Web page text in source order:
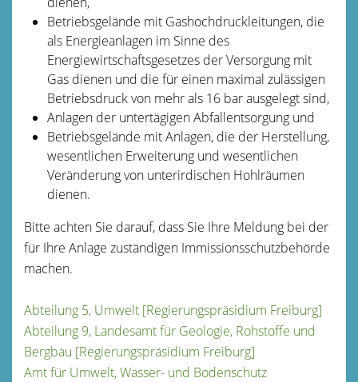
Betriebsgelände mit Gashochdruckleitungen, die
als Energieanlagen im Sinne des
Energiewirtschaftsgesetzes der Versorgung mit
Gas dienen und die für einen maximal zulässigen
Betriebsdruck von mehr als 16 bar ausgelegt sind,
Anlagen der untertägigen Abfallentsorgung und
Betriebsgelände mit Anlagen, die der Herstellung,
wesentlichen Erweiterung und wesentlichen
Veränderung von unterirdischen Hohlräumen
dienen.
Bitte achten Sie darauf, dass Sie Ihre Meldung bei der
für Ihre Anlage zuständigen Immissionsschutzbehörde
machen.
Abteilung 5, Umwelt [Regierungspräsidium Freiburg]
Abteilung 9, Landesamt für Geologie, Rohstoffe und
Bergbau [Regierungspräsidium Freiburg]
Amt für Umwelt, Wasser- und Bodenschutz